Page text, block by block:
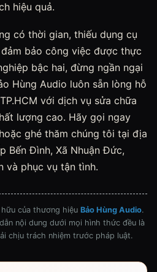
hiệu quả.
có thời gian, thiếu dụng cụ
bảo công việc được thực
bậc hai, đừng ngần ngại
Hùng Audio luôn sẵn lòng hỗ
với dịch vụ sửa chữa
lượng cao. Hãy gọi ngay
ghé thăm chúng tôi tại địa
Bến Đình, Xã Nhuận Đức,
và phục vụ tận tình.
của thương hiệu Bảo Hùng Audio.
nội dung dưới mọi hình thức đều là
chịu trách nhiệm trước pháp luật.